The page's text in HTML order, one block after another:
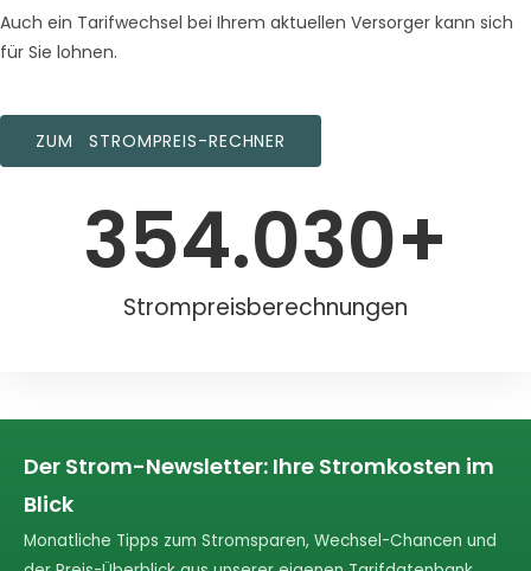
Auch ein Tarifwechsel bei Ihrem aktuellen Versorger kann sich
für Sie lohnen.
ZUM STROMPREIS-RECHNER
Strompreisberechnungen
354.030+
Der Strom-Newsletter: Ihre Stromkosten im
Blick
Monatliche Tipps zum Stromsparen, Wechsel-Chancen und